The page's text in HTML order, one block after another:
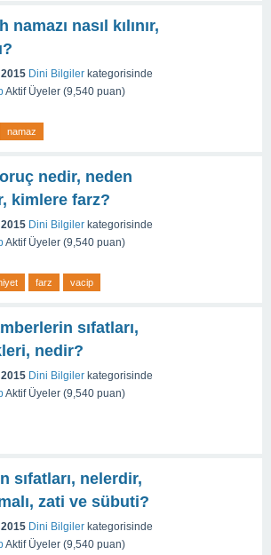
namazı nasıl kılınır,
Dini Bilgiler kategorisinde
Aktif Üyeler (9,540 puan)
namaz
nedir, neden
kimlere farz?
Dini Bilgiler kategorisinde
Aktif Üyeler (9,540 puan)
farz vacip
sıfatları,
nedir?
Dini Bilgiler kategorisinde
Aktif Üyeler (9,540 puan)
sıfatları, nelerdir,
zati ve sübuti?
Dini Bilgiler kategorisinde
Aktif Üyeler (9,540 puan)